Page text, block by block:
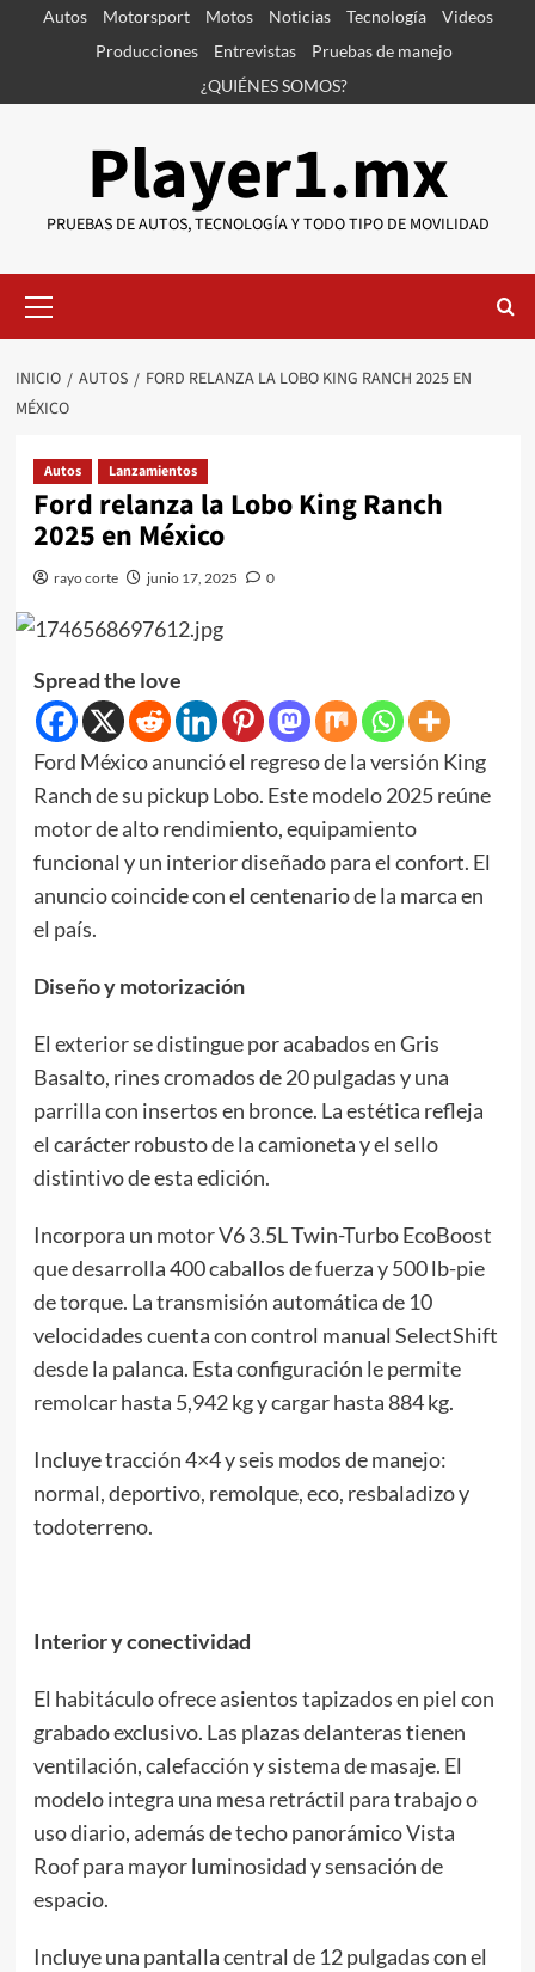
SaltarAutos Motorsport Motos Noticias Tecnología
Videos
Producciones
Entrevistas
Pruebas de manejo
¿QUIÉNES SOMOS?
Player1.mx
PRUEBAS DE AUTOS, TECNOLOGÍA Y TODO TIPO DE MOVILIDAD
primario
INICIO AUTOS
FORD RELANZA LA LOBO KING RANCH 2025 EN
MÉXICO
Autos Lanzamientos
Ford relanza la Lobo King Ranch
2025 en México
rayo corte junio 17, 2025 0
Spread the love
Ford México anunció el regreso de la versión King
Ranch de su pickup Lobo. Este modelo 2025 reúne
motor de alto rendimiento, equipamiento
funcional y un interior diseñado para el confort. El
anuncio coincide con el centenario de la marca en
el país.
Diseño y motorización
El exterior se distingue por acabados en Gris
Basalto, rines cromados de 20 pulgadas y una
parrilla con insertos en bronce. La estética refleja
el carácter robusto de la camioneta y el sello
distintivo de esta edición.
Incorpora un motor V6 3.5L Twin-Turbo EcoBoost
que desarrolla 400 caballos de fuerza y 500 lb-pie
de torque. La transmisión automática de 10
velocidades cuenta con control manual SelectShift
desde la palanca. Esta configuración le permite
remolcar hasta 5,942 kg y cargar hasta 884 kg.
Incluye tracción 4×4 y seis modos de manejo:
normal, deportivo, remolque, eco, resbaladizo y
todoterreno.
Interior y conectividad
El habitáculo ofrece asientos tapizados en piel con
grabado exclusivo. Las plazas delanteras tienen
ventilación, calefacción y sistema de masaje. El
modelo integra una mesa retráctil para trabajo o
uso diario, además de techo panorámico Vista
Roof para mayor luminosidad y sensación de
espacio.
Incluye una pantalla central de 12 pulgadas con el